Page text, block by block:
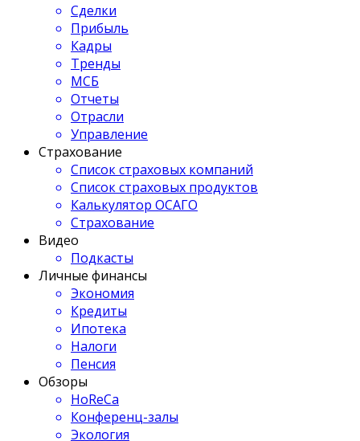
Сделки
Прибыль
Кадры
Тренды
МСБ
Отчеты
Отрасли
Управление
Страхование
Список страховых компаний
Список страховых продуктов
Калькулятор ОСАГО
Страхование
Видео
Подкасты
Личные финансы
Экономия
Кредиты
Ипотека
Налоги
Пенсия
Обзоры
HoReCa
Конференц-залы
Экология